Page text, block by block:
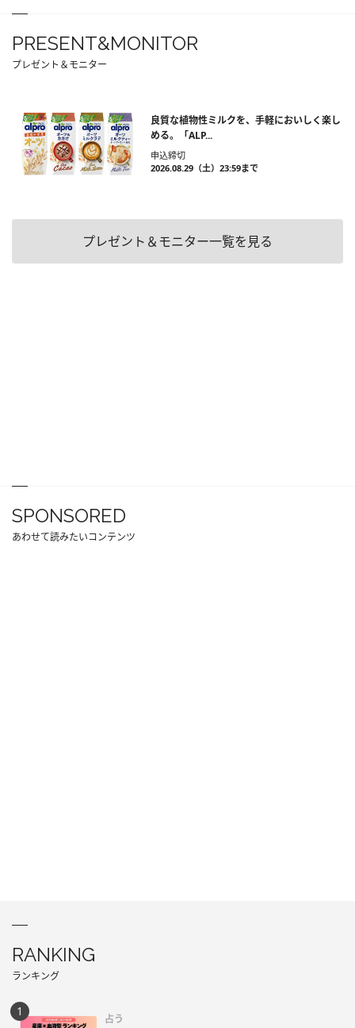
PRESENT&MONITOR
プレゼント＆モニター
良質な植物性ミルクを、手軽においしく楽し
める。「ALP...
申込締切
2026.08.29（土）23:59まで
プレゼント＆モニター一覧を見る
SPONSORED
あわせて読みたいコンテンツ
RANKING
ランキング
占う